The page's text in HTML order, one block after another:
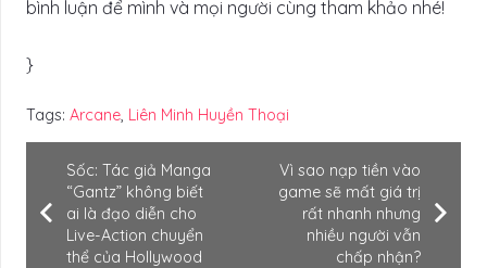
bình luận để mình và mọi người cùng tham khảo nhé!
}
Tags: Arcane, Liên Minh Huyền Thoại
Sốc: Tác giả Manga
“Gantz” không biết
ai là đạo diễn cho
Live-Action chuyển
thể của Hollywood
Vì sao nạp tiền vào
game sẽ mất giá trị
rất nhanh nhưng
nhiều người vẫn
chấp nhận?